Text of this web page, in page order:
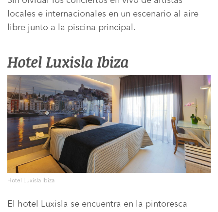
locales e internacionales en un escenario al aire
libre junto a la piscina principal.
Hotel Luxisla Ibiza
Hotel Luxisla Ibiza
El hotel Luxisla se encuentra en la pintoresca